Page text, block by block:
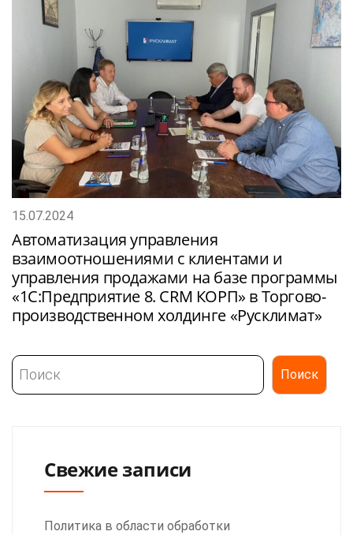
15.07.2024
Автоматизация управления
взаимоотношениями с клиентами и
управления продажами на базе программы
«1С:Предприятие 8. CRM КОРП» в Торгово-
производственном холдинге «Русклимат»
Поиск
Поиск
Свежие записи
Политика в области обработки